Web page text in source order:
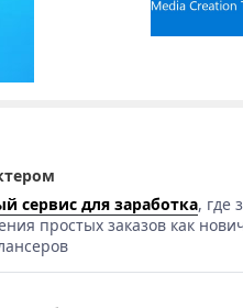
сервис для заработка, где
простых заказов как